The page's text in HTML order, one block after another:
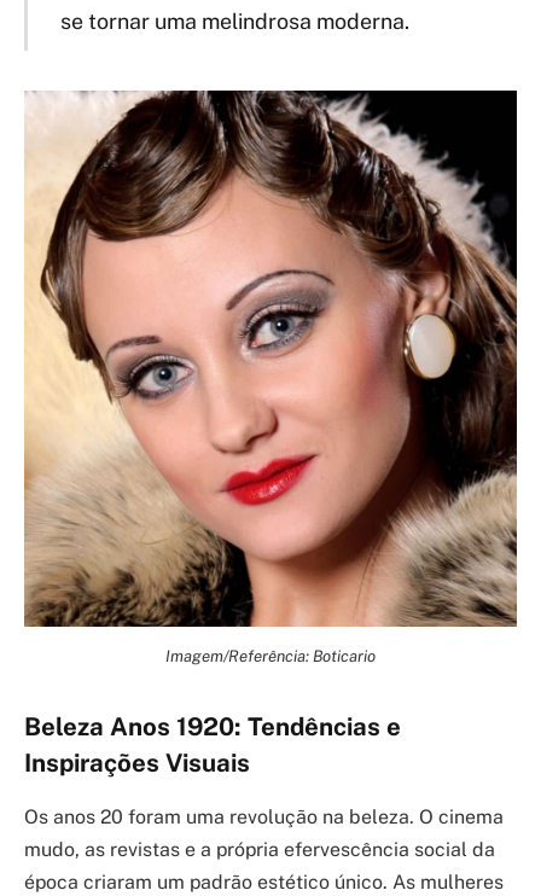
se tornar uma melindrosa moderna.
Imagem/Referência: Boticario
Beleza Anos 1920: Tendências e
Inspirações Visuais
Os anos 20 foram uma revolução na beleza. O cinema
mudo, as revistas e a própria efervescência social da
época criaram um padrão estético único. As mulheres